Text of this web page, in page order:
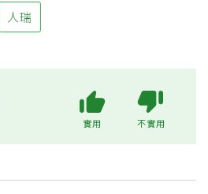
人瑞
實用 不實用